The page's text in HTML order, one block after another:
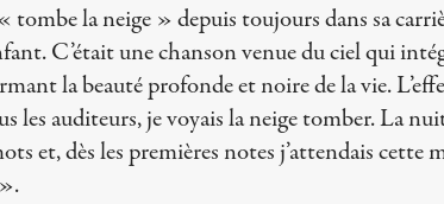
la neige » depuis toujours dans sa
C’était une chanson venue du ciel qui
la beauté profonde et noire de la vie.
auditeurs, je voyais la neige tomber. La
et, dès les premières notes j’attendais